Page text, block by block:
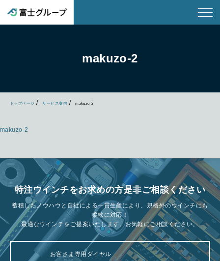
makuzo-2
トップページ サービス案内 makuzo-2
makuzo-2
特注ウインチをお求めの方是非ご相談ください
蓄積したノウハウと自社による一貫生産により、規格外のウインチにも
柔軟に対応！
最適なウインチをご提案いたします。お気軽にご相談ください。
お客さま専用ダイヤル